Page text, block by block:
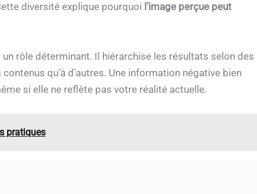
diversité explique pourquoi l’image perçue peut
rôle déterminant. Il hiérarchise les résultats selon des
qu’à d’autres. Une information négative bien
si elle ne reflète pas votre réalité actuelle.
pratiques